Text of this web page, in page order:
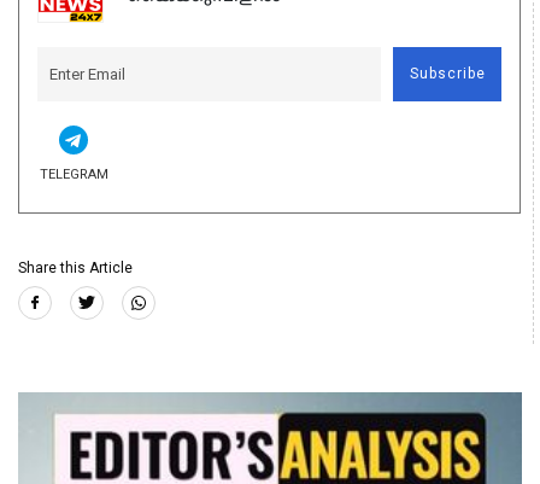
Subscribe
TELEGRAM
Share this Article